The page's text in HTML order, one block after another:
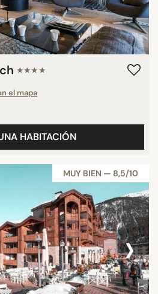
★★★★
el mapa
HABITACIÓN
MUY BIEN — 8,5/10
›